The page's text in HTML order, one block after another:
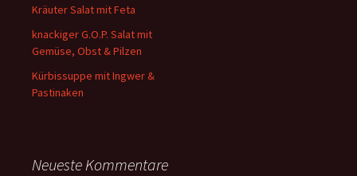
Kräuter Salat mit Feta
knackiger G.O.P. Salat mit
Gemüse, Obst & Pilzen
Kürbissuppe mit Ingwer &
Pastinaken
Neueste Kommentare